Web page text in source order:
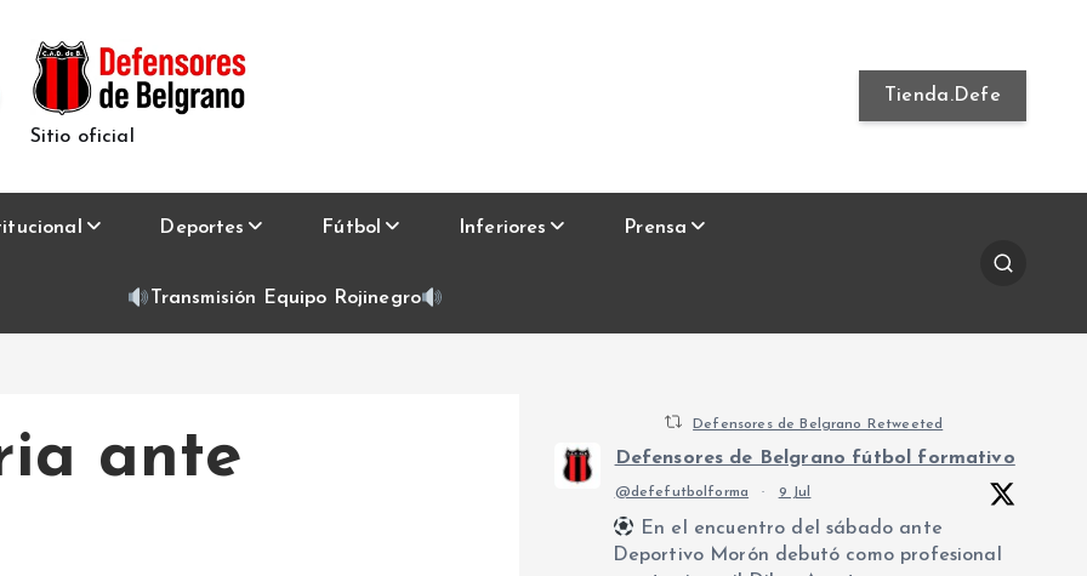
Sitio oficial
Tienda.Defe
Deportes Fútbol Inferiores Prensa
Transmisión Equipo Rojinegro
ante
Defensores de Belgrano Retweeted
Defensores de Belgrano fútbol formativo
@defefutbolforma · 9 Jul
En el encuentro del sábado ante
Deportivo Morón debutó como profesional